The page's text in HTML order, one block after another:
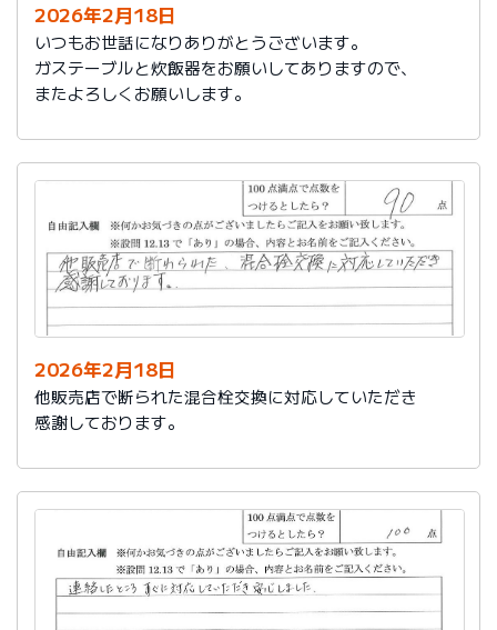
2026年2月18日
いつもお世話になりありがとうございます。
ガステーブルと炊飯器をお願いしてありますので、
またよろしくお願いします。
2026年2月18日
他販売店で断られた混合栓交換に対応していただき
感謝しております。